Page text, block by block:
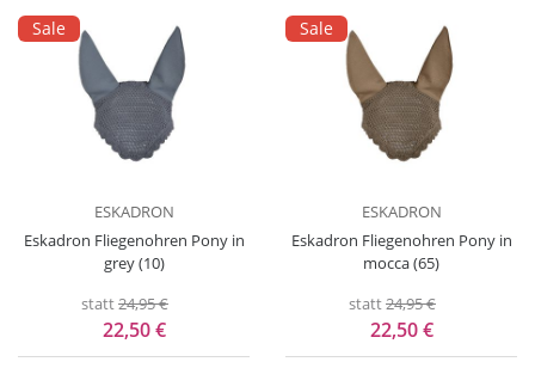
Sale
ESKADRON
Eskadron Fliegenohren Pony in
grey (10)
statt24,95 €
22,50 €
Sale
ESKADRON
Eskadron Fliegenohren Pony in
mocca (65)
statt24,95 €
22,50 €